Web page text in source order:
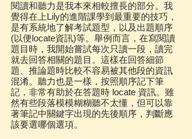
閱讀和聽力是我本來相較擅長的部分。我
覺得在上Lily的進階課學到最重要的技巧，
是有系統地了解考試題型，以及出題順序
(以便locate資訊)等。舉例而言，在寫閱讀
題目時，我開始嘗試每次只讀一段，讀完
就去回答相關的題目。這樣在回答細節
題、推論題時比較不容易被其他段的資訊
混淆。聽力也是一樣，按照順序記下筆
記，非常有助於在答題時 locate 資訊。雖
然有些段落模模糊糊聽不太懂，但可以靠
著筆記中關鍵字出現的先後順序，判斷應
該要選哪個選項。